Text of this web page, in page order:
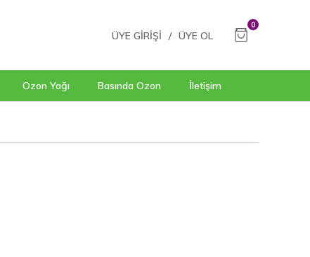
ÜYE GIRIŞI / ÜYE OL
0
Ozon Yağı Basında Ozon İletişim